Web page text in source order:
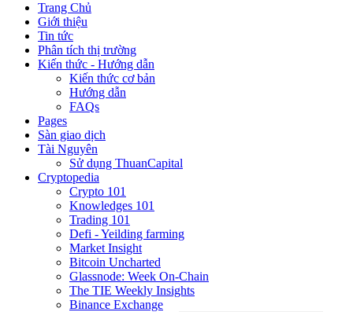
Trang Chủ
Giới thiệu
Tin tức
Phân tích thị trường
Kiến thức - Hướng dẫn
Kiến thức cơ bản
Hướng dẫn
FAQs
Pages
Sàn giao dịch
Tài Nguyên
Sử dụng ThuanCapital
Cryptopedia
Crypto 101
Knowledges 101
Trading 101
Defi - Yeilding farming
Market Insight
Bitcoin Uncharted
Glassnode: Week On-Chain
The TIE Weekly Insights
Binance Exchange